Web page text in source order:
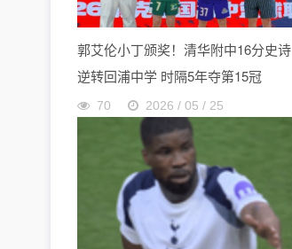
郭艾伦小丁颁奖！清华附中16分史诗
逆转回浦中学 时隔5年夺第15冠
70 2026 / 05 / 25